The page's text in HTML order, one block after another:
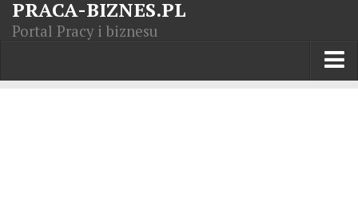
PRACA-BIZNES.PL
Portal Pracy i biznesu